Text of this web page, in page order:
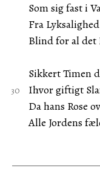
Som sig fast i
Fra
Blind for al
Sikkert Timen
Ihvor giftigt
Da hans Rose
Alle Jordens